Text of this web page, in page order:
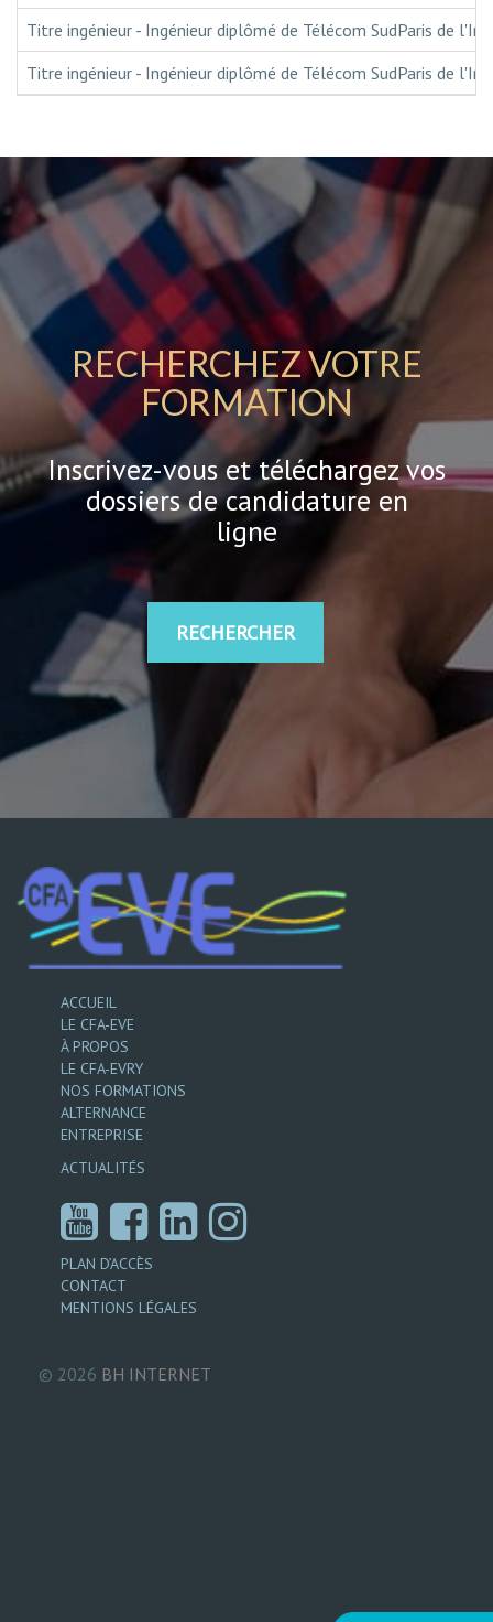
Titre ingénieur - Ingénieur diplômé de Télécom SudParis de
Titre ingénieur - Ingénieur diplômé de Télécom SudParis de
RECHERCHEZ VOTRE
FORMATION
Inscrivez-vous et téléchargez vos
dossiers de candidature en
ligne
RECHERCHER
ACCUEIL
LE CFA-EVE
À PROPOS
LE CFA-EVRY
NOS FORMATIONS
ALTERNANCE
ENTREPRISE
ACTUALITÉS
PLAN D’ACCÈS
CONTACT
MENTIONS LÉGALES
© 2026 BH INTERNET